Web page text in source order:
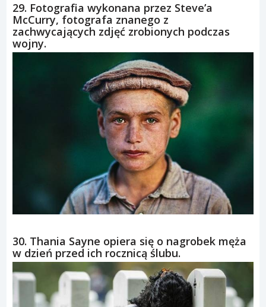
29. Fotografia wykonana przez Steve’a
McCurry, fotografa znanego z
zachwycających zdjęć zrobionych podczas
wojny.
30. Thania Sayne opiera się o nagrobek męża
w dzień przed ich rocznicą ślubu.